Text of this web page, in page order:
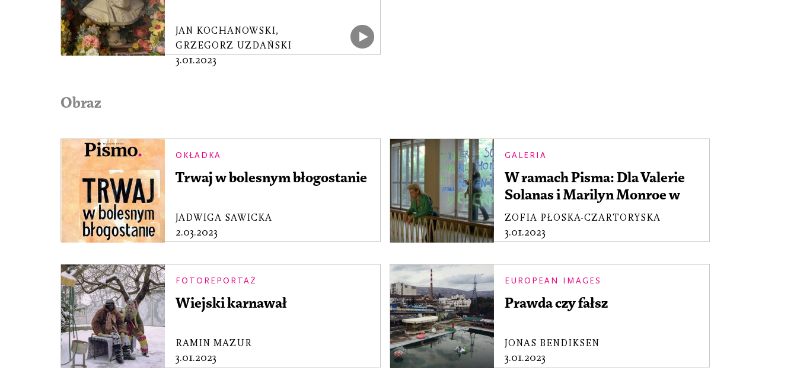
JAN KOCHANOWSKI,
GRZEGORZ UZDAŃSKI
3.01.2023
Obraz
OKŁADKA
Trwaj w bolesnym błogostanie
JADWIGA SAWICKA
2.03.2023
GALERIA
W ramach Pisma: Dla Valerie
Solanas i Marilyn Monroe w
uznaniu ich desperacji
ZOFIA PŁOSKA-CZARTORYSKA
3.01.2023
FOTOREPORTAŻ
Wiejski karnawał
RAMIN MAZUR
3.01.2023
EUROPEAN IMAGES
Prawda czy fałsz
JONAS BENDIKSEN
3.01.2023